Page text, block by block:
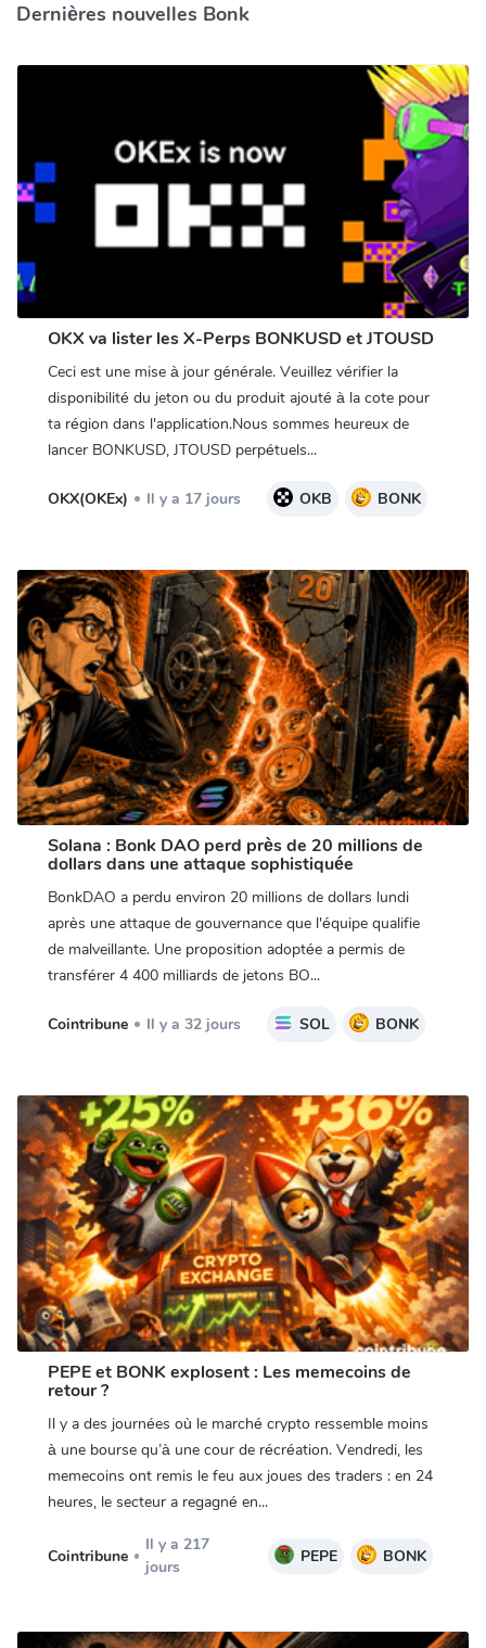
Dernières nouvelles Bonk
OKX va lister les X-Perps BONKUSD et JTOUSD
Ceci est une mise à jour générale. Veuillez vérifier la
disponibilité du jeton ou du produit ajouté à la cote pour
ta région dans l'application.Nous sommes heureux de
lancer BONKUSD, JTOUSD perpétuels...
OKX(OKEx) Il y a 17 jours OKB BONK
Solana : Bonk DAO perd près de 20 millions de
dollars dans une attaque sophistiquée
BonkDAO a perdu environ 20 millions de dollars lundi
après une attaque de gouvernance que l'équipe qualifie
de malveillante. Une proposition adoptée a permis de
transférer 4 400 milliards de jetons BO...
Cointribune Il y a 32 jours SOL BONK
PEPE et BONK explosent : Les memecoins de
retour ?
Il y a des journées où le marché crypto ressemble moins
à une bourse qu’à une cour de récréation. Vendredi, les
memecoins ont remis le feu aux joues des traders : en 24
heures, le secteur a regagné en...
Cointribune
Il y a 217
jours
PEPE BONK